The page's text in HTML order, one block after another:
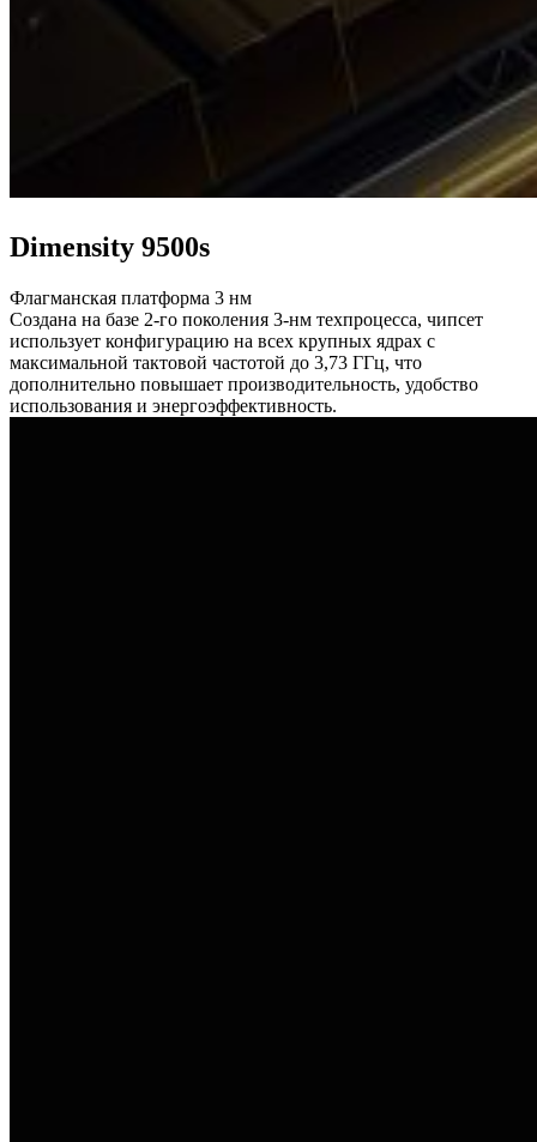
Dimensity 9500s
Флагманская платформа 3 нм
Создана на базе 2-го поколения 3-нм техпроцесса, чипсет
использует конфигурацию на всех крупных ядрах с
максимальной тактовой частотой до 3,73 ГГц, что
дополнительно повышает производительность, удобство
использования и энергоэффективность.